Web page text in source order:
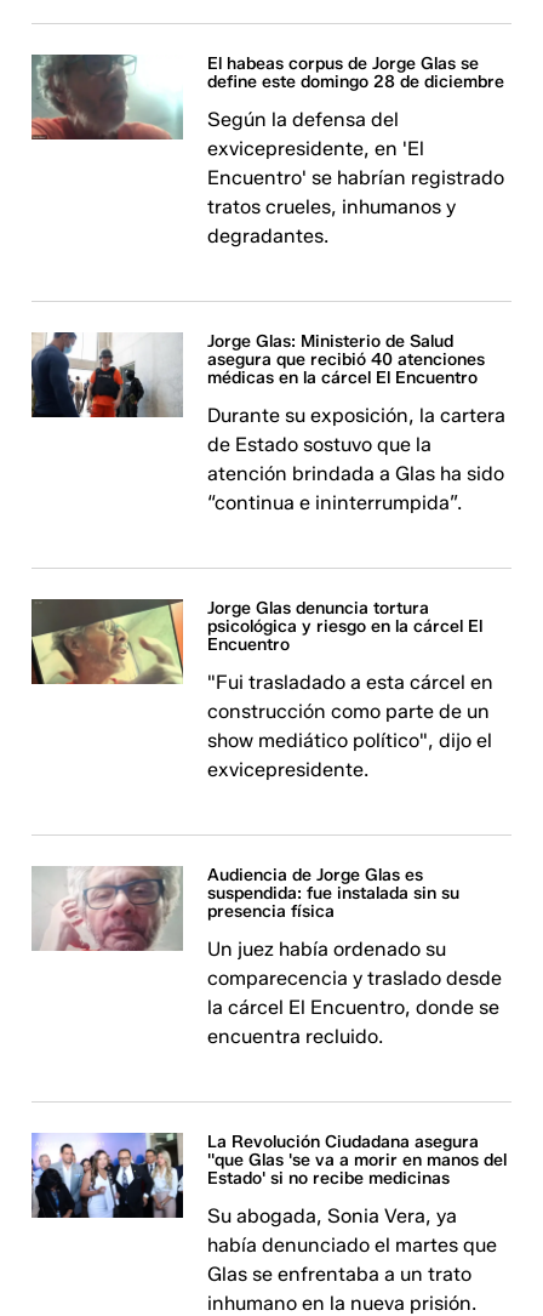
El habeas corpus de Jorge Glas se
define este domingo 28 de diciembre
Según la defensa del
exvicepresidente, en 'El
Encuentro' se habrían registrado
tratos crueles, inhumanos y
degradantes.
Jorge Glas: Ministerio de Salud
asegura que recibió 40 atenciones
médicas en la cárcel El Encuentro
Durante su exposición, la cartera
de Estado sostuvo que la
atención brindada a Glas ha sido
“continua e ininterrumpida”.
Jorge Glas denuncia tortura
psicológica y riesgo en la cárcel El
Encuentro
"Fui trasladado a esta cárcel en
construcción como parte de un
show mediático político", dijo el
exvicepresidente.
Audiencia de Jorge Glas es
suspendida: fue instalada sin su
presencia física
Un juez había ordenado su
comparecencia y traslado desde
la cárcel El Encuentro, donde se
encuentra recluido.
La Revolución Ciudadana asegura
''que Glas 'se va a morir en manos del
Estado' si no recibe medicinas
Su abogada, Sonia Vera, ya
había denunciado el martes que
Glas se enfrentaba a un trato
inhumano en la nueva prisión.